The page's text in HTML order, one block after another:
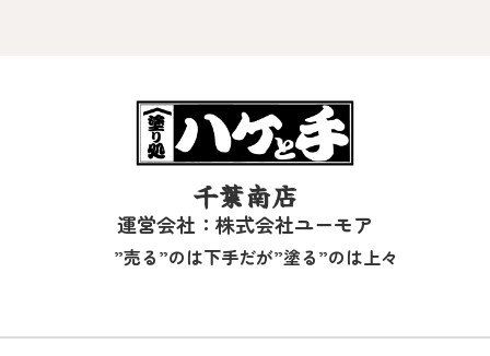
千葉南店
運営会社：株式会社ユーモア
”売る”のは下手だが”塗る”のは上々